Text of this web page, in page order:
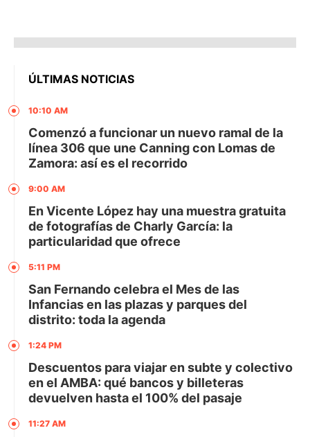
ÚLTIMAS NOTICIAS
10:10 AM
Comenzó a funcionar un nuevo ramal de la
línea 306 que une Canning con Lomas de
Zamora: así es el recorrido
9:00 AM
En Vicente López hay una muestra gratuita
de fotografías de Charly García: la
particularidad que ofrece
5:11 PM
San Fernando celebra el Mes de las
Infancias en las plazas y parques del
distrito: toda la agenda
1:24 PM
Descuentos para viajar en subte y colectivo
en el AMBA: qué bancos y billeteras
devuelven hasta el 100% del pasaje
11:27 AM